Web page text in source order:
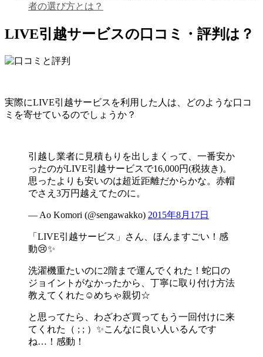
者の選び方とは？
LIVE引越サービスの口コミ・評判は？
実際にLIVE引越サービスを利用した人は、どのような口コ
ミを寄せているのでしょうか？
引越し業者に見積もりを出しまくって、一番安か
ったのがLIVE引越サービスで16,000円(税抜き)。
思ったよりも安いのは超近距離だからかな。赤帽
でさえ3万円越えてたのに。
— Ao Komori (@sengawakko) 2015年8月17日
「LIVE引越サービス」さん、ほんますごい！感
動😢✨
洗濯機重たいのに2階まで運んでくれた！蛇口の
ジョイントがなかったから、丁寧に取り付け方法
教えてくれた☺めちゃ親切☆
と思ってたら、わざわざ買ってもう一回付けに来
てくれた（ ; ; ）✨こんなに良い人いるんです
ね…！感動！